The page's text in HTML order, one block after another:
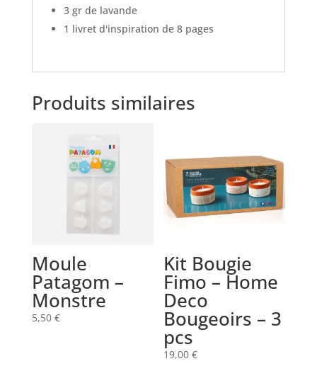
3 gr de lavande
1 livret d'inspiration de 8 pages
Produits similaires
Moule
Patagom –
Monstre
5,50 €
Kit Bougie
Fimo – Home
Deco
Bougeoirs – 3
pcs
19,00€